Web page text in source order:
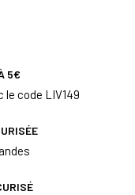
5€
le code LIV149